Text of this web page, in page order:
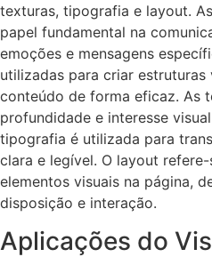
texturas, tipografia e layout.
papel fundamental na
emoções e mensagens
utilizadas para criar estruturas
conteúdo de forma eficaz. As
profundidade e interesse
tipografia é utilizada para
clara e legível. O layout
elementos visuais na página,
disposição e interação.
Aplicações do